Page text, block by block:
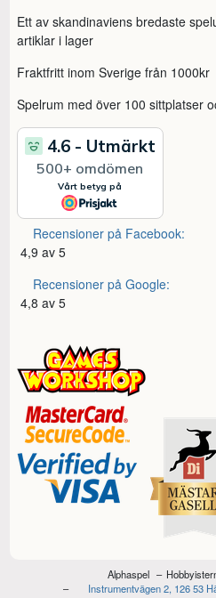
Ett av skandinaviens bredaste
artiklar i lager
Fraktfritt inom Sverige från 1000kr
Spelrum med över 100 sittplatser
Recensioner på Facebook:
4,9 av 5
Recensioner på Google:
4,8 av 5
Alphaspel
Instrumentvägen 2, 126 53